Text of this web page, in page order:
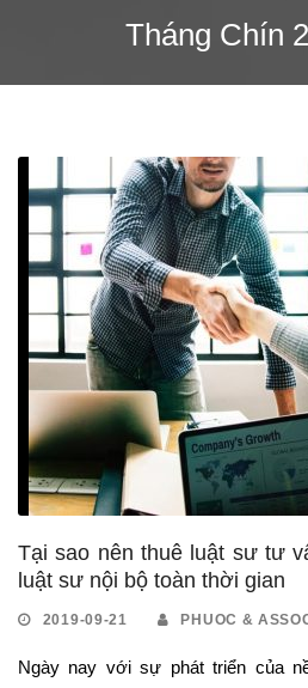
Tháng Chín
Tại sao nên thuê luật sư tư
luật sư nội bộ toàn thời gian
2019-09-21 PHUOC &
Ngày nay với sự phát triển của